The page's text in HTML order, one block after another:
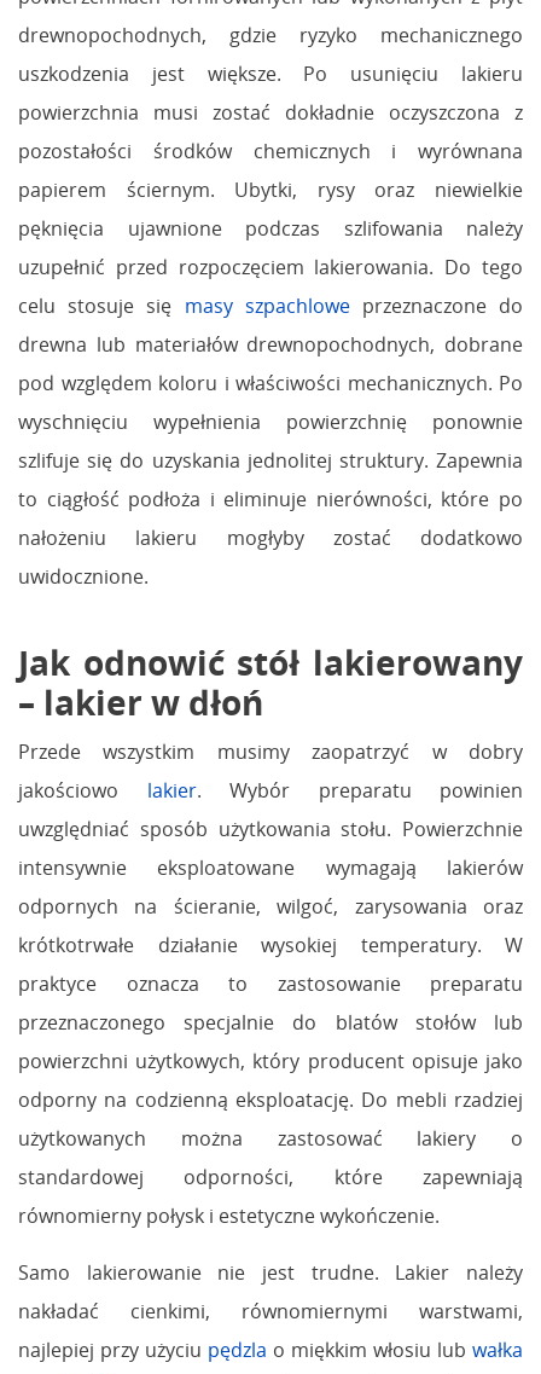
drewnopochodnych, gdzie ryzyko mechanicznego
uszkodzenia jest większe. Po usunięciu lakieru
powierzchnia musi zostać dokładnie oczyszczona z
pozostałości środków chemicznych i wyrównana
papierem ściernym. Ubytki, rysy oraz niewielkie
pęknięcia ujawnione podczas szlifowania należy
uzupełnić przed rozpoczęciem lakierowania. Do tego
celu stosuje się masy szpachloweprzeznaczone do
drewna lub materiałów drewnopochodnych, dobrane
pod względem koloru i właściwości mechanicznych. Po
wyschnięciu wypełnienia powierzchnię ponownie
szlifuje się do uzyskania jednolitej struktury. Zapewnia
to ciągłość podłoża i eliminuje nierówności, które po
nałożeniu lakieru mogłyby zostać dodatkowo
uwidocznione.
Jak odnowić stół lakierowany
– lakier w dłoń
Przede wszystkim musimy zaopatrzyć w dobry
jakościowo lakier. Wybór preparatu powinien
uwzględniać sposób użytkowania stołu. Powierzchnie
intensywnie eksploatowane wymagają lakierów
odpornych na ścieranie, wilgoć, zarysowania oraz
krótkotrwałe działanie wysokiej temperatury. W
praktyce oznacza to zastosowanie preparatu
przeznaczonego specjalnie do blatów stołów lub
powierzchni użytkowych, który producent opisuje jako
odporny na codzienną eksploatację. Do mebli rzadziej
użytkowanych można zastosować lakiery o
standardowej odporności, które zapewniają
równomierny połysk i estetyczne wykończenie.
Samo lakierowanie nie jest trudne. Lakier należy
nakładać cienkimi, równomiernymi warstwami,
najlepiej przy użyciu pędzla o miękkim włosiu lub wałka